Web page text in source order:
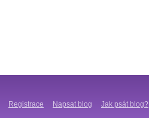
Registrace Napsat blog Jak psát blog?